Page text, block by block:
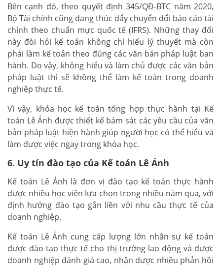
Bên cạnh đó, theo quyết định 345/QĐ-BTC năm 2020,
Bộ Tài chính cũng đang thúc đẩy chuyển đổi báo cáo tài
chính theo chuẩn mực quốc tế (IFRS). Những thay đổi
này đòi hỏi kế toán không chỉ hiểu lý thuyết mà còn
phải làm kế toán theo đúng các văn bản pháp luật ban
hành. Do vậy, không hiểu và làm chủ được các văn bản
pháp luật thì sẽ không thể làm kế toán trong doanh
nghiệp thực tế.
Vì vậy, khóa học kế toán tổng hợp thực hành tại Kế
toán Lê Ánh được thiết kế bám sát các yêu cầu của văn
bản pháp luật hiện hành giúp người học có thể hiểu và
làm được việc ngay trong khóa học.
6. Uy tín đào tạo của Kế toán Lê Ánh
Kế toán Lê Ánh là đơn vị đào tạo kế toán thực hành
được nhiều học viên lựa chọn trong nhiều năm qua, với
định hướng đào tạo gắn liền với nhu cầu thực tế của
doanh nghiệp.
Kế toán Lê Ánh cung cấp lượng lớn nhân sự kế toán
được đào tạo thực tế cho thị trường lao động và được
doanh nghiệp đánh giá cao, nhận được nhiều phản hồi